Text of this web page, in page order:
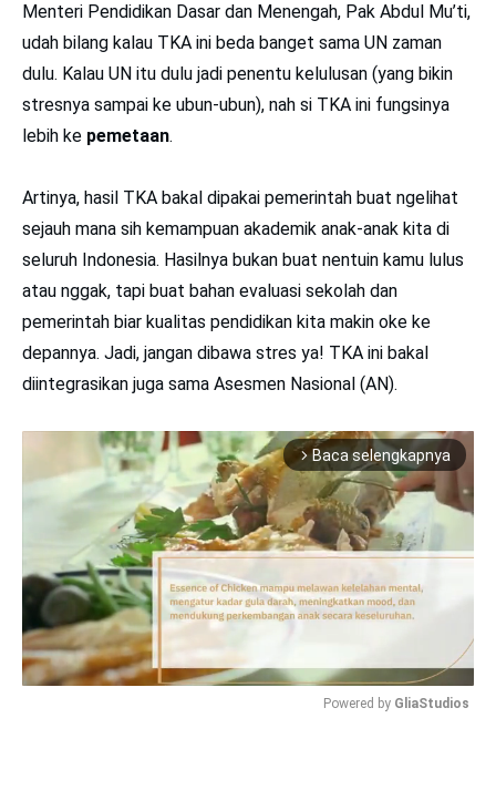
Menteri Pendidikan Dasar dan Menengah, Pak Abdul Mu’ti,
udah bilang kalau TKA ini beda banget sama UN zaman
dulu. Kalau UN itu dulu jadi penentu kelulusan (yang bikin
stresnya sampai ke ubun-ubun), nah si TKA ini fungsinya
lebih ke pemetaan.
Artinya, hasil TKA bakal dipakai pemerintah buat ngelihat
sejauh mana sih kemampuan akademik anak-anak kita di
seluruh Indonesia. Hasilnya bukan buat nentuin kamu lulus
atau nggak, tapi buat bahan evaluasi sekolah dan
pemerintah biar kualitas pendidikan kita makin oke ke
depannya. Jadi, jangan dibawa stres ya! TKA ini bakal
diintegrasikan juga sama Asesmen Nasional (AN).
arrow_forward_ios Baca selengkapnya
Powered by GliaStudios